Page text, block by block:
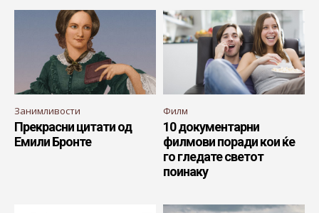
Занимливости
Прекрасни цитати од
Емили Бронте
Филм
10 документарни
филмови поради кои ќе
го гледате светот
поинаку